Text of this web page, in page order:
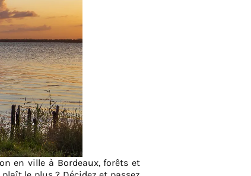
en ville à Bordeaux, forêts et